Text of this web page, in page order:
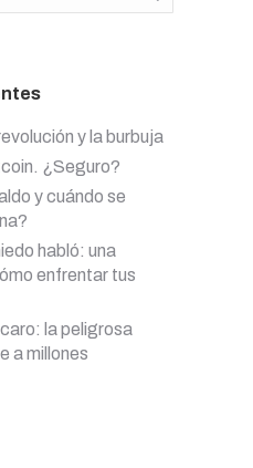
y la burbuja
¿Seguro?
y cuándo se
habló: una
enfrentar tus
la peligrosa
a millones